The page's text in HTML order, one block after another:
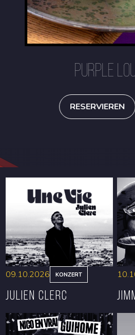
PURPLE
RESERVIEREN
09.10.2026 KONZERT
Julien Clerc